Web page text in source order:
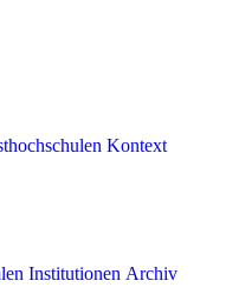
Kontext
Institutionen Archiv